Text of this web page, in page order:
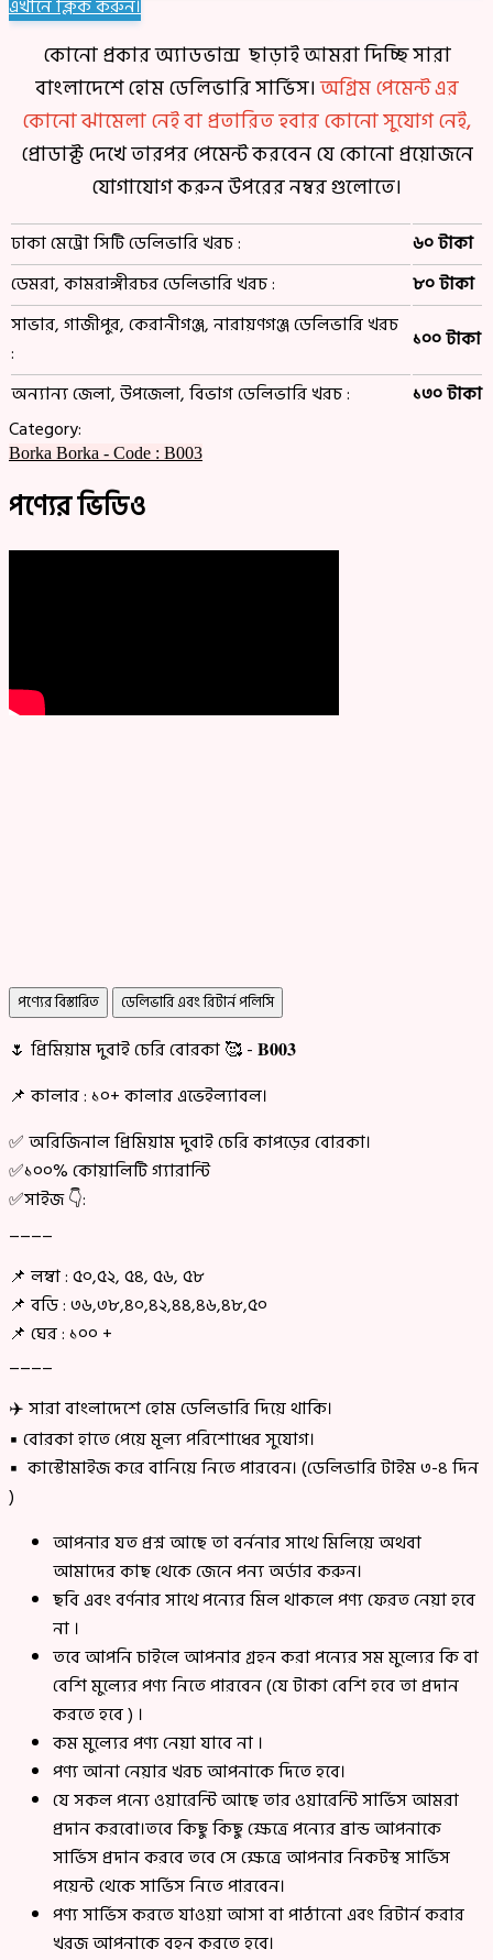
এখানে ক্লিক করুন।
কোনো প্রকার অ্যাডভান্স ছাড়াই আমরা দিচ্ছি সারা
বাংলাদেশে হোম ডেলিভারি সার্ভিস।অগ্রিম পেমেন্ট এর
কোনো ঝামেলা নেই বা প্রতারিত হবার কোনো সুযোগ নেই,
প্রোডাক্ট দেখে তারপর পেমেন্ট করবেন যে কোনো প্রয়োজনে
যোগাযোগ করুন উপরের নম্বর গুলোতে।
ঢাকা মেট্রো সিটি ডেলিভারি খরচ :
৬০ টাকা
ডেমরা, কামরাঙ্গীরচর ডেলিভারি খরচ :
৮০ টাকা
সাভার, গাজীপুর, কেরানীগঞ্জ, নারায়ণগঞ্জ ডেলিভারি খরচ
:
১০০ টাকা
অন্যান্য জেলা, উপজেলা, বিভাগ ডেলিভারি খরচ :
১৩০ টাকা
Category:
Borka Borka - Code : B003
পণ্যের ভিডিও
পণ্যের বিস্তারিত ডেলিভারি এবং রিটার্ন পলিসি
🌷 প্রিমিয়াম দুবাই চেরি বোরকা 🥰 - 𝐁𝟎𝟎𝟑
📌 কালার : ১০+ কালার এভেইল্যাবল।
✅ অরিজিনাল প্রিমিয়াম দুবাই চেরি কাপড়ের বোরকা।
✅১০০% কোয়ালিটি গ্যারান্টি
✅সাইজ 👇:
____
📌 লম্বা : ৫০,৫২, ৫৪, ৫৬, ৫৮
📌 বডি : ৩৬,৩৮,৪০,৪২,৪৪,৪৬,৪৮,৫০
📌 ঘের : ১০০ +
____
✈️ সারা বাংলাদেশে হোম ডেলিভারি দিয়ে থাকি।
▪ বোরকা হাতে পেয়ে মূল্য পরিশোধের সুযোগ।
▪ কাস্টোমাইজ করে বানিয়ে নিতে পারবেন। (ডেলিভারি টাইম ৩-৪ দিন
)
আপনার যত প্রশ্ন আছে তা বর্ননার সাথে মিলিয়ে অথবা
আমাদের কাছ থেকে জেনে পন্য অর্ডার করুন।
ছবি এবং বর্ণনার সাথে পন্যের মিল থাকলে পণ্য ফেরত নেয়া হবে
না ।
তবে আপনি চাইলে আপনার গ্রহন করা পন্যের সম মুল্যের কি বা
বেশি মুল্যের পণ্য নিতে পারবেন (যে টাকা বেশি হবে তা প্রদান
করতে হবে ) ।
কম মুল্যের পণ্য নেয়া যাবে না ।
পণ্য আনা নেয়ার খরচ আপনাকে দিতে হবে।
যে সকল পন্যে ওয়ারেন্টি আছে তার ওয়ারেন্টি সার্ভিস আমরা
প্রদান করবো।তবে কিছু কিছু ক্ষেত্রে পন্যের ব্রান্ড আপনাকে
সার্ভিস প্রদান করবে তবে সে ক্ষেত্রে আপনার নিকটস্থ সার্ভিস
পয়েন্ট থেকে সার্ভিস নিতে পারবেন।
পণ্য সার্ভিস করতে যাওয়া আসা বা পাঠানো এবং রিটার্ন করার
খরজ আপনাকে বহন করতে হবে।